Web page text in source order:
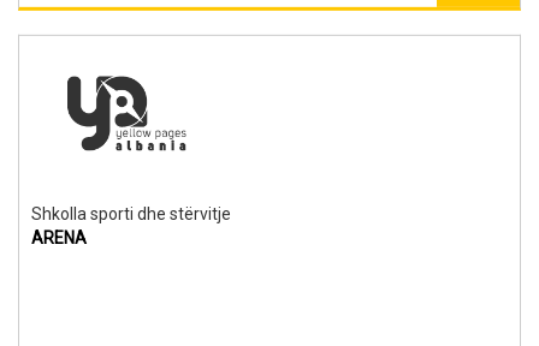
Shkolla sporti dhe stërvitje
ARENA